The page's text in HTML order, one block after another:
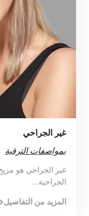
غير الجراحي
بمواصفات الترقية
غير الجراحي هو مزيج
الجراحية...
المزيد من التفاصيل